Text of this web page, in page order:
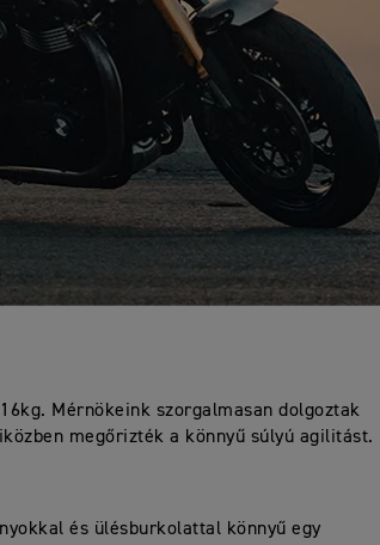
Mérnökeink szorgalmasan dolgoztak
megőrizték a könnyű súlyú agilitást.
és ülésburkolattal könnyű egy